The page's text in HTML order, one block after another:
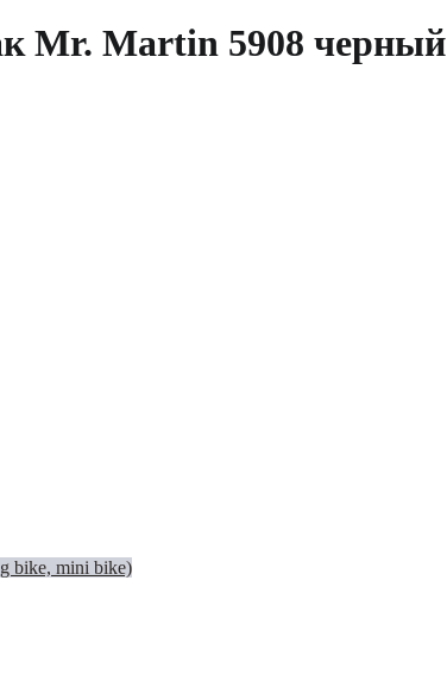
Mr. Martin 5908 черный
bike, mini bike)